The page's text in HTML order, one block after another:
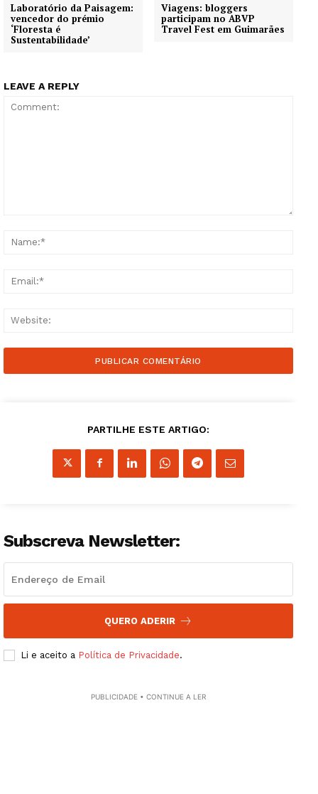
Laboratório da Paisagem:
vencedor do prémio
‘Floresta é
Sustentabilidade’
Viagens: bloggers
participam no ABVP
Travel Fest em Guimarães
LEAVE A REPLY
PARTILHE ESTE ARTIGO:
Subscreva Newsletter:
QUERO ADERIR
Li e aceito a Política de Privacidade.
PUBLICIDADE • CONTINUE A LER